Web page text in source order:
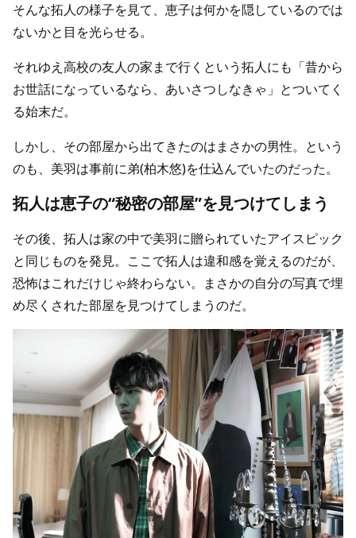
そんな拓人の様子を見て、恵子は何かを隠しているのでは
ないかと目を光らせる。
それゆえ高校の友人の家まで行くという拓人にも「昔から
お世話になっているなら、あいさつしなきゃ」とついてく
る始末だ。
しかし、その部屋から出てきたのはまさかの男性。という
のも、美羽は事前に弟(柏木悠)を仕込んでいたのだった。
拓人は恵子の“秘密の部屋”を見つけてしまう
その後、拓人は家の中で美羽に贈られていたアイスピック
と同じものを発見。ここで拓人は違和感を覚えるのだが、
恐怖はこれだけじゃ終わらない。まさかの自分の写真で埋
め尽くされた部屋を見つけてしまうのだ。